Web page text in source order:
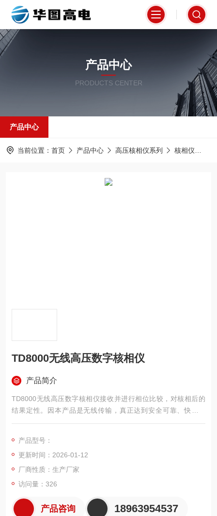
产品中心
PRODUCTS CENTER
产品中心
当前位置： 首页 产品中心 高压核相仪系列 核相仪
TD8000无线高压数字核相仪
产品简介
TD8000无线高压数字核相仪接收并进行相位比较，对核相后的
结果定性。因本产品是无线传输，真正达到安全可靠、快速准
确，适应各种核相场合。
产品型号：
更新时间：2026-01-12
厂商性质：生产厂家
访问量：326
产品咨询 18963954537